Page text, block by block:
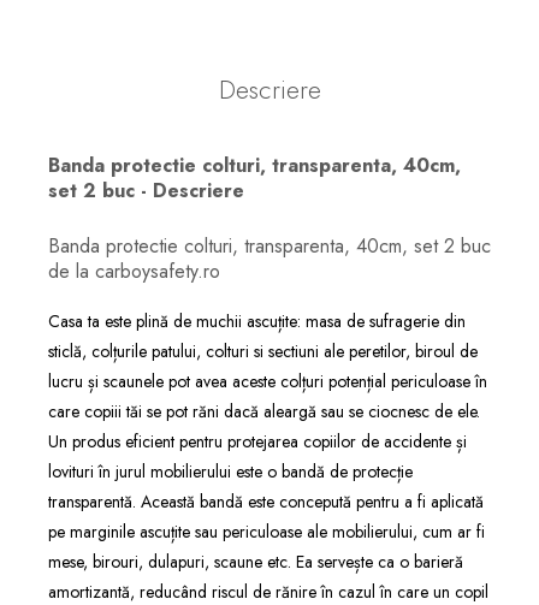
Descriere
Banda protectie colturi, transparenta, 40cm,
set 2 buc - Descriere
Banda protectie colturi, transparenta, 40cm, set 2 buc
de la carboysafety.ro
Casa ta este plină de muchii ascuțite: masa de sufragerie din
sticlă, colțurile patului, colturi si sectiuni ale peretilor, biroul de
lucru și scaunele pot avea aceste colțuri potențial periculoase în
care copiii tăi se pot răni dacă aleargă sau se ciocnesc de ele.
Un produs eficient pentru protejarea copiilor de accidente și
lovituri în jurul mobilierului este o bandă de protecție
transparentă. Această bandă este concepută pentru a fi aplicată
pe marginile ascuțite sau periculoase ale mobilierului, cum ar fi
mese, birouri, dulapuri, scaune etc. Ea servește ca o barieră
amortizantă, reducând riscul de rănire în cazul în care un copil